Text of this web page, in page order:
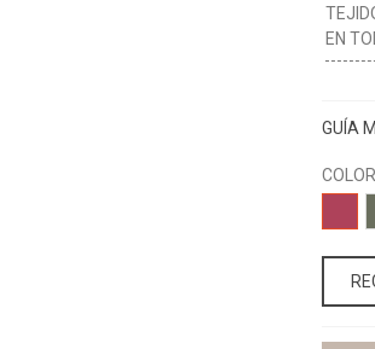
EN
GUÍA
COLOR